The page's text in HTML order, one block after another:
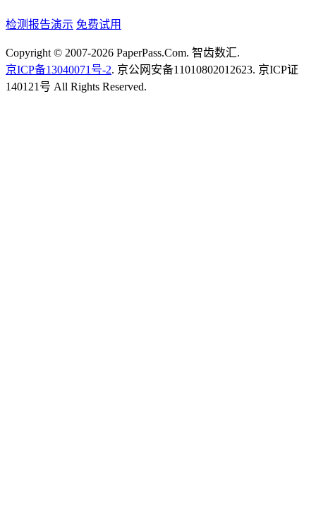
检测报告演示 免费试用
Copyright © 2007-2026 PaperPass.Com. 智齿数汇.
京ICP备13040071号-2. 京公网安备11010802012623. 京ICP证
140121号 All Rights Reserved.